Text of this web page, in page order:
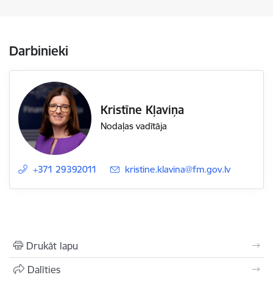
Darbinieki
Kristīne Kļaviņa
Nodaļas vadītāja
+371 29392011 E-pasts:
kristine.klavina@fm.gov.lv
Drukāt lapu
Dalīties